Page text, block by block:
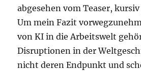
abgesehen vom Teaser,
Um mein Fazit
von KI in die Arbeitswelt
Disruptionen in der
nicht deren Endpunkt und